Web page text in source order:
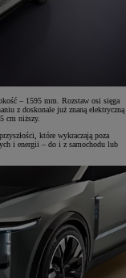
– 1595 mm. Rozstaw osi sięga
z doskonale już znaną elektryczną
cm niższy.
które wykraczają poza
i energii – do i z samochodu lub